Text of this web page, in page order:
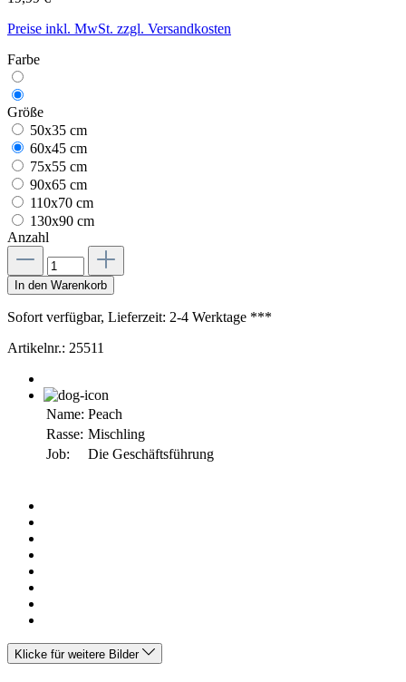
Preise inkl. MwSt. zzgl. Versandkosten
Farbe
Größe
50x35 cm
60x45 cm
75x55 cm
90x65 cm
110x70 cm
130x90 cm
Anzahl
In den Warenkorb
Sofort verfügbar, Lieferzeit: 2-4 Werktage ***
Artikelnr.: 25511
Name: Peach
Rasse: Mischling
Job:
Die Geschäftsführung
Klicke für weitere Bilder